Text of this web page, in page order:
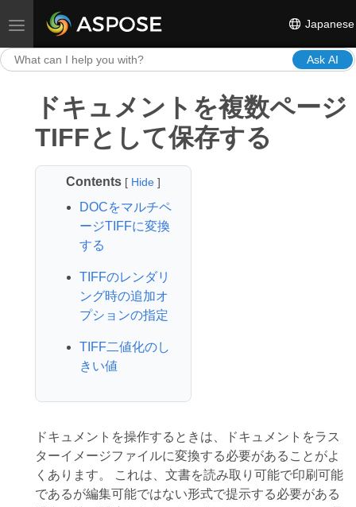
Toggle navigation Japanese
Ask AI
ドキュメントを複数ページ
TIFFとして保存する
Contents [ Hide]
DOCをマルチペ
ージTIFFに変換
する
TIFFのレンダリ
ング時の追加オ
プションの指定
TIFF二値化のし
きい値
ドキュメントを操作するときは、ドキュメントをラス
ターイメージファイルに変換する必要があることがよ
くあります。 これは、文書を読み取り可能で印刷可能
であるが編集可能ではない形式で提示する必要がある